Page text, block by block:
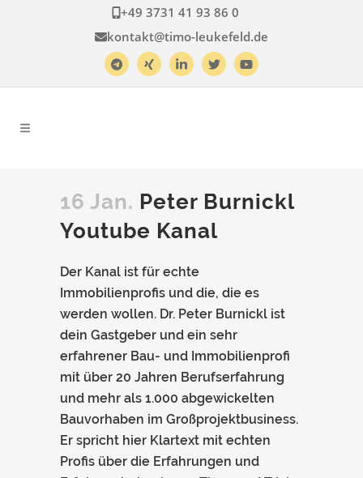
+49 3731 41 93 86 0
kontakt@timo-leukefeld.de
16 Jan. Peter Burnickl
Youtube Kanal
Der Kanal ist für echte
Immobilienprofis und die, die es
werden wollen. Dr. Peter Burnickl ist
dein Gastgeber und ein sehr
erfahrener Bau- und Immobilienprofi
mit über 20 Jahren Berufserfahrung
und mehr als 1.000 abgewickelten
Bauvorhaben im Großprojektbusiness.
Er spricht hier Klartext mit echten
Profis über die Erfahrungen und